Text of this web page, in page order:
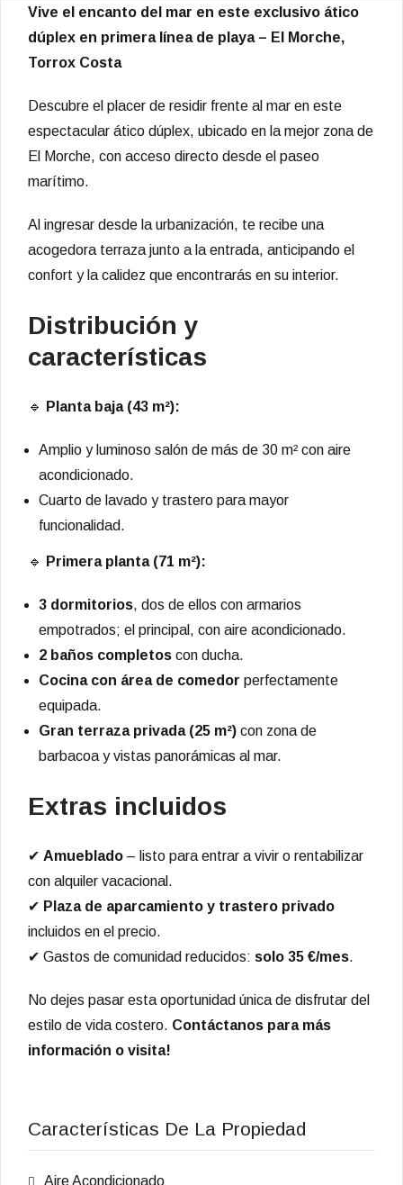
Vive el encanto del mar en este exclusivo ático
dúplex en primera línea de playa – El Morche,
Torrox Costa
Descubre el placer de residir frente al mar en este
espectacular ático dúplex, ubicado en la mejor zona de
El Morche, con acceso directo desde el paseo
marítimo.
Al ingresar desde la urbanización, te recibe una
acogedora terraza junto a la entrada, anticipando el
confort y la calidez que encontrarás en su interior.
Distribución y
características
🔹 Planta baja (43 m²):
Amplio y luminoso salón de más de 30 m² con aire
acondicionado.
Cuarto de lavado y trastero para mayor
funcionalidad.
🔹 Primera planta (71 m²):
3 dormitorios, dos de ellos con armarios
empotrados; el principal, con aire acondicionado.
2 baños completoscon ducha.
Cocina con área de comedor perfectamente
equipada.
Gran terraza privada (25 m²)con zona de
barbacoa y vistas panorámicas al mar.
Extras incluidos
✔ Amueblado – listo para entrar a vivir o rentabilizar
con alquiler vacacional.
✔ Plaza de aparcamiento y trastero privado
incluidos en el precio.
✔ Gastos de comunidad reducidos: solo 35 €/mes.
No dejes pasar esta oportunidad única de disfrutar del
estilo de vida costero. Contáctanos para más
información o visita!
Características De La Propiedad
Aire Acondicionado